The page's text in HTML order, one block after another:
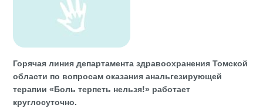
Горячая линия департамента здравоохранения Томской
области по вопросам оказания анальгезирующей
терапии «Боль терпеть нельзя!» работает
круглосуточно.